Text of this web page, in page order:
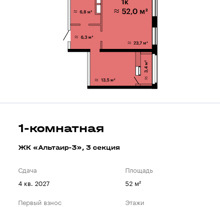
1-комнатная
ЖК «Альтаир-3», 3 секция
Сдача
4 кв. 2027
Площадь
52 м²
Первый взнос Этажи